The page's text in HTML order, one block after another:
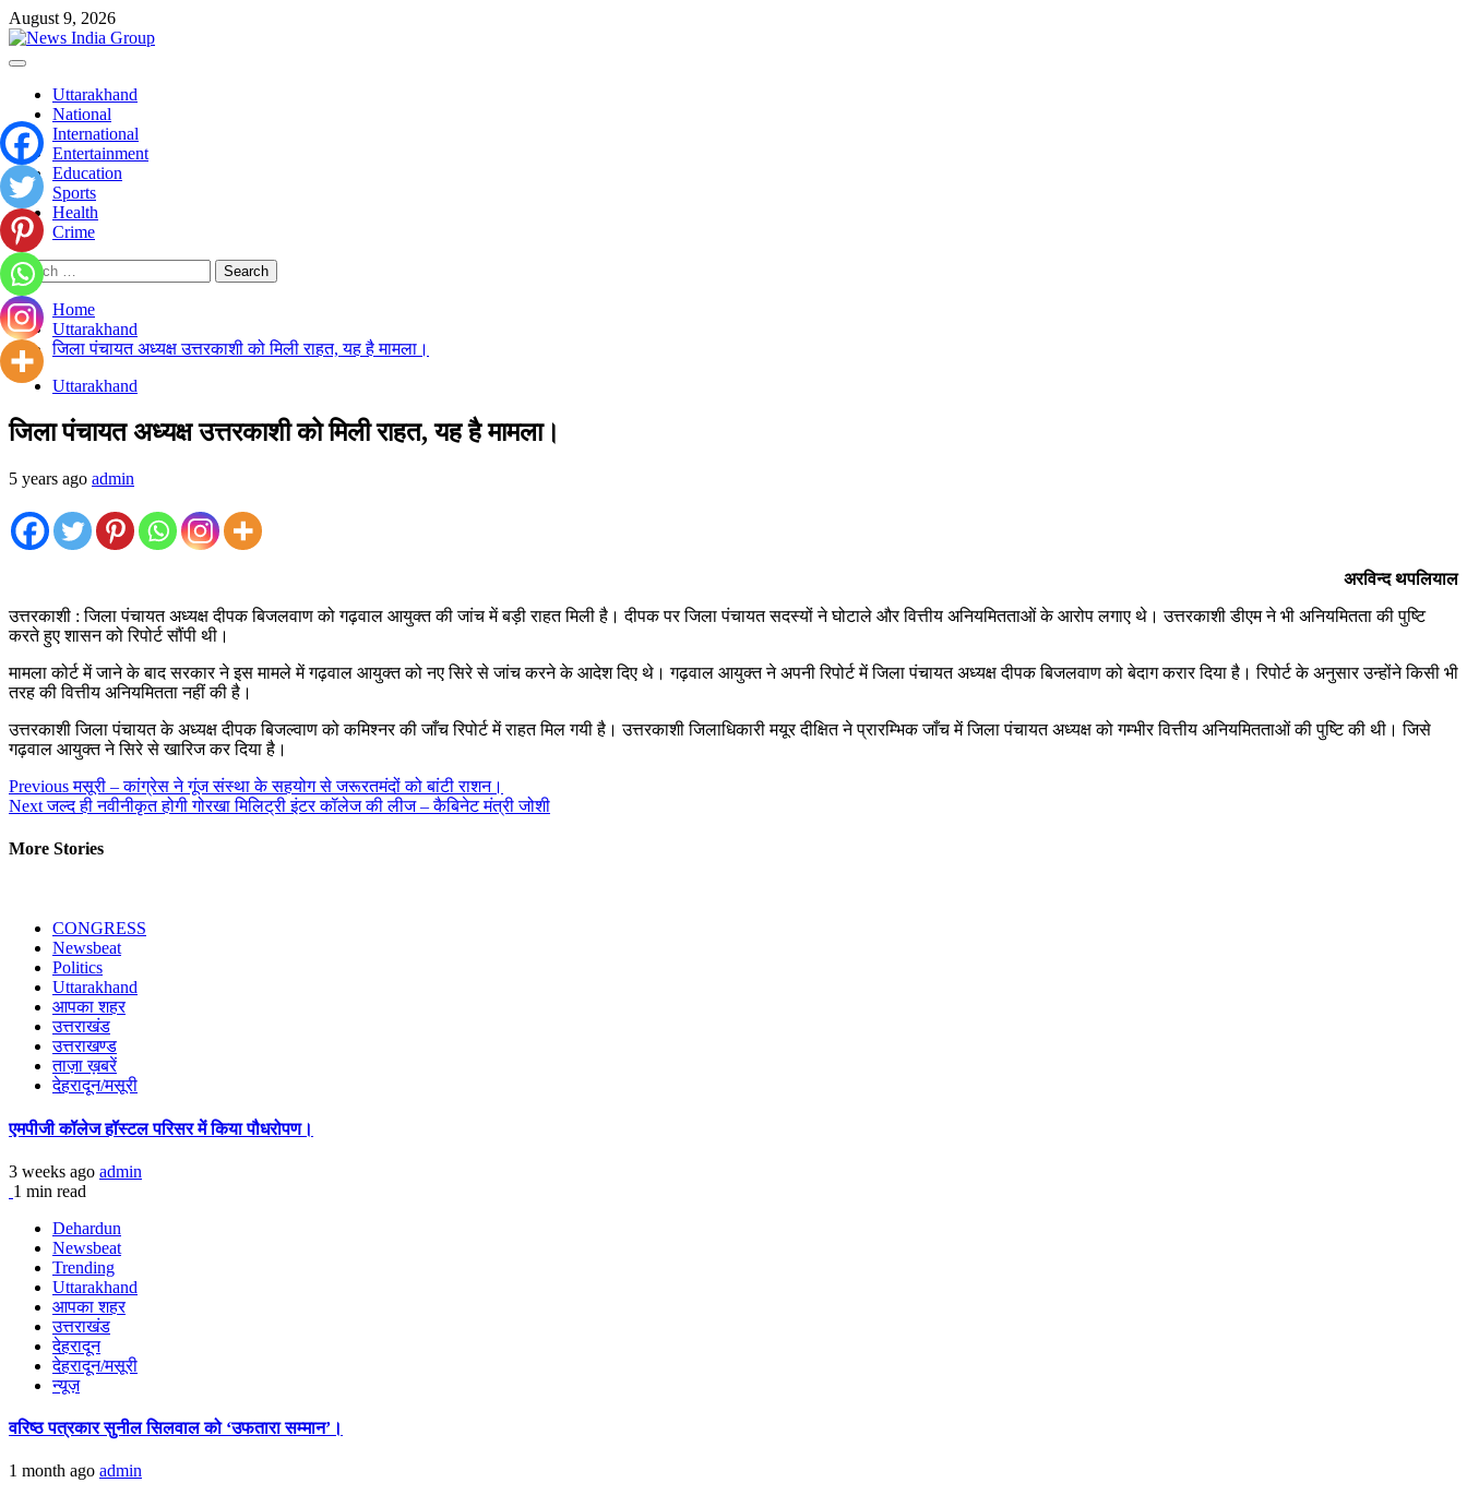
Skip
to
content
August 9, 2026
Primary
Uttarakhand
National
International
Entertainment
Education
Sports
Health
Crime
Search
for:
Home
Uttarakhand
जिला पंचायत अध्यक्ष उत्तरकाशी को मिली राहत, यह है मामला।
Uttarakhand
जिला पंचायत अध्यक्ष उत्तरकाशी को मिली राहत, यह है मामला।
5 years ago admin
अरविन्द थपलियाल
उत्तरकाशी : जिला पंचायत अध्यक्ष दीपक बिजलवाण को गढ़वाल आयुक्त की जांच में बड़ी राहत मिली है। दीपक पर जिला पंचायत सदस्यों ने घोटाले और वित्तीय अनियमितताओं के आरोप लगाए थे। उत्तरकाशी डीएम ने भी अनियमितता की पुष्टि
करते हुए शासन को रिपोर्ट सौंपी थी।
मामला कोर्ट में जाने के बाद सरकार ने इस मामले में गढ़वाल आयुक्त को नए सिरे से जांच करने के आदेश दिए थे। गढ़वाल आयुक्त ने अपनी रिपोर्ट में जिला पंचायत अध्यक्ष दीपक बिजलवाण को बेदाग करार दिया है। रिपोर्ट के अनुसार उन्होंने किसी भी
तरह की वित्तीय अनियमितता नहीं की है।
उत्तरकाशी जिला पंचायत के अध्यक्ष दीपक बिजल्वाण को कमिश्नर की जाँच रिपोर्ट में राहत मिल गयी है। उत्तरकाशी जिलाधिकारी मयूर दीक्षित ने प्रारम्भिक जाँच में जिला पंचायत अध्यक्ष को गम्भीर वित्तीय अनियमितताओं की पुष्टि की थी। जिसे
गढ़वाल आयुक्त ने सिरे से खारिज कर दिया है।
Continue
Reading
Previousमसूरी – कांग्रेस ने गूंज संस्था के सहयोग से जरूरतमंदों को बांटी राशन।
Nextजल्द ही नवीनीकृत होगी गोरखा मिलिट्री इंटर कॉलेज की लीज – कैबिनेट मंत्री जोशी
More Stories
CONGRESS
Newsbeat
Politics
Uttarakhand
आपका शहर
उत्तराखंड
उत्तराखण्ड
ताज़ा ख़बरें
देहरादून/मसूरी
एमपीजी कॉलेज हॉस्टल परिसर में किया पौधरोपण।
3 weeks ago admin
1 min read
Dehardun
Newsbeat
Trending
Uttarakhand
आपका शहर
उत्तराखंड
देहरादून
देहरादून/मसूरी
न्यूज़
वरिष्ठ पत्रकार सुनील सिलवाल को ‘उफतारा सम्मान’।
1 month ago admin